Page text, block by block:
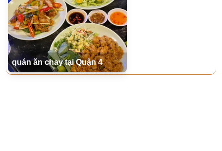
quán ăn chay tại Quận 4